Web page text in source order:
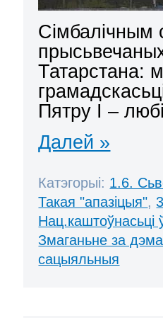
Сімбалічным
Татарстана:
Пятру І –
Далей »
Катэгорыі: 1.6.
Такая "апазіцыя",
Нац.каштоўнасьці
Змаганьне за
сацыяльныя